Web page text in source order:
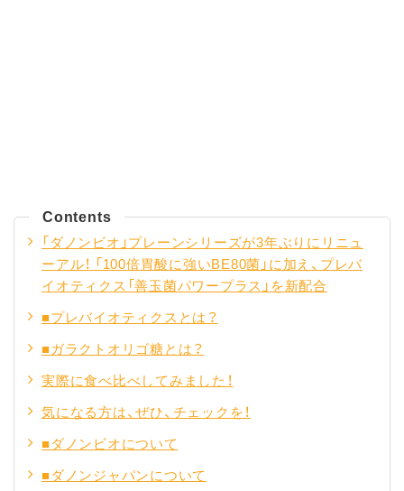
Contents
「ダノンビオ」プレーンシリーズが3年ぶりにリニュ
ーアル！ 「100倍胃酸に強いBE80菌」に加え、プレバ
イオティクス「善玉菌パワープラス」を新配合
■プレバイオティクスとは？
■ガラクトオリゴ糖とは？
実際に食べ比べしてみました！
気になる方は、ぜひ、チェックを！
■ダノンビオについて
■ダノンジャパンについて